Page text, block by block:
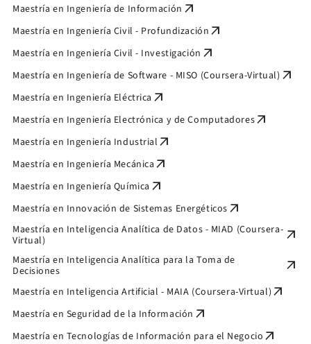
Maestría en Ingeniería de Información arrow_outward
Maestría en Ingeniería Civil - Profundización arrow_outward
Maestría en Ingeniería Civil - Investigación arrow_outward
Maestría en Ingeniería de Software - MISO (Coursera-Virtual) arrow_outward
Maestría en Ingeniería Eléctrica arrow_outward
Maestría en Ingeniería Electrónica y de Computadoresarrow_outward
Maestría en Ingeniería Industrial arrow_outward
Maestría en Ingeniería Mecánica arrow_outward
Maestría en Ingeniería Química arrow_outward
Maestría en Innovación de Sistemas Energéticos arrow_outward
Maestría en Inteligencia Analítica de Datos - MIAD (Coursera-
Virtual)
arrow_outward
Maestría en Inteligencia Analítica para la Toma de
Decisiones
arrow_outward
Maestría en Inteligencia Artificial - MAIA (Coursera-Virtual) arrow_outward
Maestría en Seguridad de la Información arrow_outward
Maestría en Tecnologías de Información para el Negocio arrow_outward